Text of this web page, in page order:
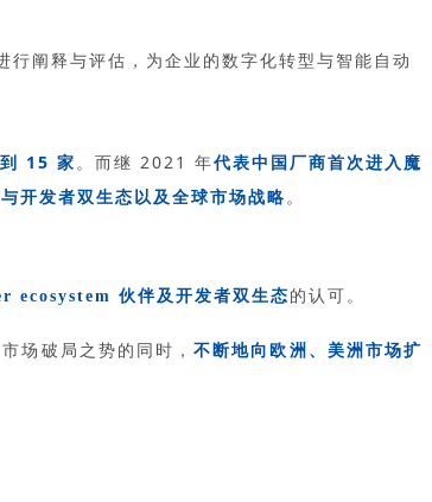
行阐释与评估，为企业的数字化转型与智能自动
15 家。而继 2021 年代表中国厂商首次进入魔
开发者双生态以及全球市场战略。
伙伴及开发者双生态 的认可。
场破局之势的同时，不断地向欧洲、美洲市场扩